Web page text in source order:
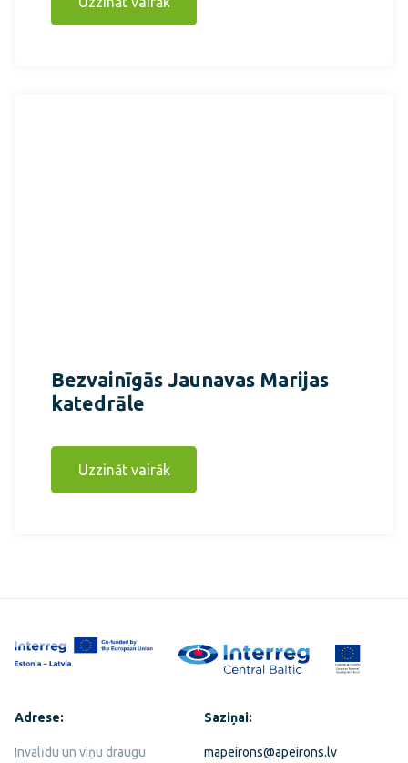
Bezvainīgās Jaunavas Marijas
katedrāle
Uzzināt vairāk
Adrese:
Invalīdu un viņu draugu
Saziņai:
mapeirons@apeirons.lv